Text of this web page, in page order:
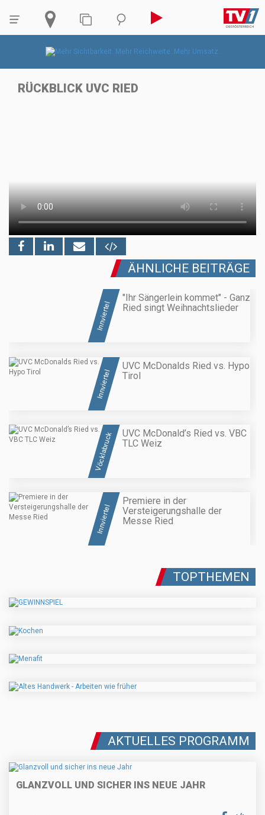
RÜCKBLICK UVC RIED
ÄHNLICHE BEITRÄGE
Innviertel
"Ihr Sängerlein kommet" - Ganz
Ried singt Weihnachtslieder
Innviertel
UVC McDonalds Ried vs. Hypo
Tirol
Vöcklabruck
UVC McDonald’s Ried vs. VBC
TLC Weiz
Innviertel
Premiere in der
Versteigerungshalle der
Messe Ried
TOPTHEMEN
AKTUELLES PROGRAMM
GLANZVOLL UND SICHER INS NEUE JAHR